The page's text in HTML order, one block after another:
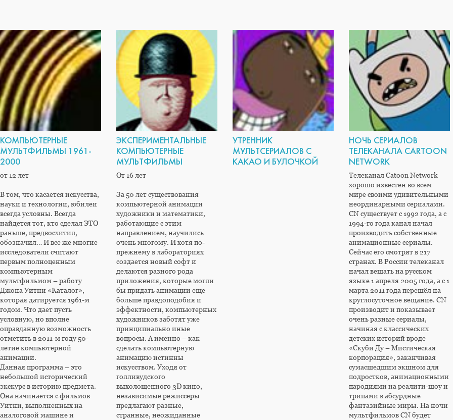
КОМПЬЮТЕРНЫЕ
МУЛЬТФИЛЬМЫ 1961-
2000
от 12 лет
В том, что касается искусства,
науки и технологии, юбилеи
всегда условны. Всегда
найдется тот, кто сделал ЭТО
раньше, предвосхитил,
обозначил… И все же многие
исследователи считают
первым полноценным
компьютерным
мультфильмом – работу
Джона Уитни «Каталог»,
которая датируется 1961-м
годом. Что дает пусть
условную, но вполне
оправданную возможность
отметить в 2011-м году 50-
летие компьютерной
анимации.
Данная программа – это
небольшой исторический
экскурс в историю предмета.
Она начинается с фильмов
Уитни, выполненных на
аналоговой машине и
ЭКСПЕРИМЕНТАЛЬНЫЕ
КОМПЬЮТЕРНЫЕ
МУЛЬТФИЛЬМЫ
От 16 лет
За 50 лет существования
компьютерной анимации
художники и математики,
работающие с этим
направлением, научились
очень многому. И хотя по-
прежнему в лабораториях
создается новый софт и
делаются разного рода
приложения, которые могли
бы придать анимации еще
больше правдоподобия и
эффектности, компьютерных
художников заботят уже
принципиально иные
вопросы. А именно – как
сделать компьютерную
анимацию истинны
искусством. Уходя от
голливудского
выхолощенного 3D кино,
независимые режиссеры
предлагают разные,
странные, неожиданные
УТРЕННИК
МУЛЬТСЕРИАЛОВ С
КАКАО И БУЛОЧКОЙ
НОЧЬ СЕРИАЛОВ
ТЕЛЕКАНАЛА CARTOON
NETWORK
Телеканал Catoon Network
хорошо известен во всем
мире своими удивительными
неординарными сериалами.
CN существует с 1992 года, а с
1994-го года канал начал
производить собственные
анимационные сериалы.
Сейчас его смотрят в 217
странах. В России телеканал
начал вещать на русском
языке 1 апреля 2005 года, а с 1
марта 2011 года перешёл на
круглосуточное вещание. CN
производит и показывает
очень разные сериалы,
начиная с классических
детских историй вроде
«Скуби Ду – Мистическая
корпорация», заканчивая
сумасшедшим экшном для
подростков, анимационными
пародиями на реалити-шоу и
трипами в абсурдные
фантазийные миры. На ночи
мультфильмов CN будет